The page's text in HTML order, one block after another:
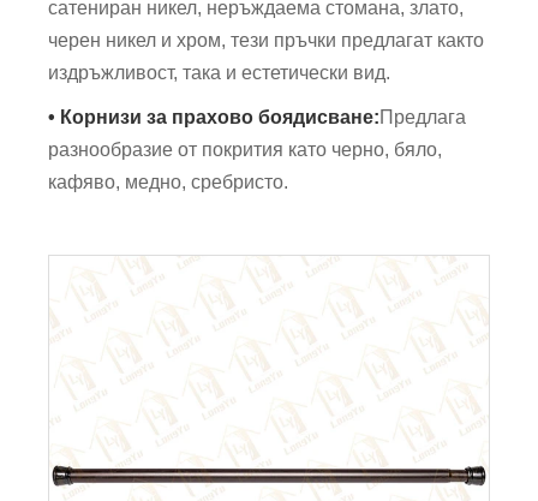
сатениран никел, неръждаема стомана, злато,
черен никел и хром, тези пръчки предлагат както
издръжливост, така и естетически вид.
• Корнизи за прахово боядисване:Предлага
разнообразие от покрития като черно, бяло,
кафяво, медно, сребристо.